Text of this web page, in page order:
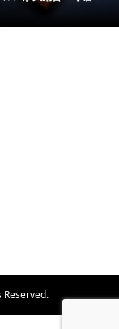
Reserved.